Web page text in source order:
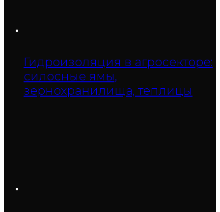
Гидроизоляция в агросекторе:
силосные ямы,
зернохранилища, теплицы